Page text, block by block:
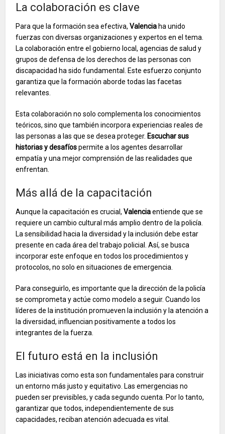
La colaboración es clave
Para que la formación sea efectiva,Valencia ha unido
fuerzas con diversas organizaciones y expertos en el tema.
La colaboración entre el gobierno local, agencias de salud y
grupos de defensa de los derechos de las personas con
discapacidad ha sido fundamental. Este esfuerzo conjunto
garantiza que la formación aborde todas las facetas
relevantes.
Esta colaboración no solo complementa los conocimientos
teóricos, sino que también incorpora experiencias reales de
las personas a las que se desea proteger. Escuchar sus
historias y desafíospermite a los agentes desarrollar
empatía y una mejor comprensión de las realidades que
enfrentan.
Más allá de la capacitación
Aunque la capacitación es crucial,Valenciaentiende que se
requiere un cambio cultural más amplio dentro de la policía.
La sensibilidad hacia la diversidad y la inclusión debe estar
presente en cada área del trabajo policial. Así, se busca
incorporar este enfoque en todos los procedimientos y
protocolos, no solo en situaciones de emergencia.
Para conseguirlo, es importante que la dirección de la policía
se comprometa y actúe como modelo a seguir. Cuando los
líderes de la institución promueven la inclusión y la atención a
la diversidad, influencian positivamente a todos los
integrantes de la fuerza.
El futuro está en la inclusión
Las iniciativas como esta son fundamentales para construir
un entorno más justo y equitativo. Las emergencias no
pueden ser previsibles, y cada segundo cuenta. Por lo tanto,
garantizar que todos, independientemente de sus
capacidades, reciban atención adecuada es vital.